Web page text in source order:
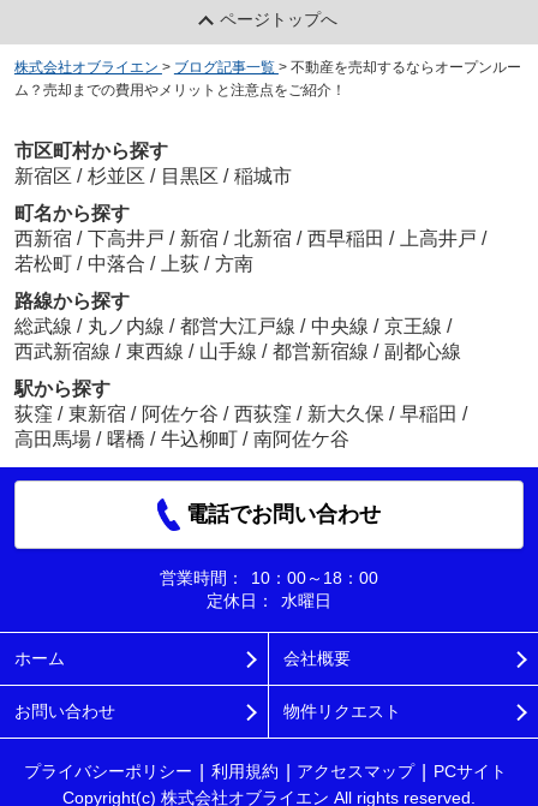
ページトップへ
株式会社オブライエン > ブログ記事一覧 > 不動産を売却するならオープンルー
ム？売却までの費用やメリットと注意点をご紹介！
市区町村から探す
新宿区 / 杉並区 / 目黒区 / 稲城市
町名から探す
西新宿 / 下高井戸 / 新宿 / 北新宿 / 西早稲田 / 上高井戸 /
若松町 / 中落合 / 上荻 / 方南
路線から探す
総武線 / 丸ノ内線 / 都営大江戸線 / 中央線 / 京王線 /
西武新宿線 / 東西線 / 山手線 / 都営新宿線 / 副都心線
駅から探す
荻窪 / 東新宿 / 阿佐ケ谷 / 西荻窪 / 新大久保 / 早稲田 /
高田馬場 / 曙橋 / 牛込柳町 / 南阿佐ケ谷
電話でお問い合わせ
営業時間：
10：00～18：00
定休日：
水曜日
ホーム 会社概要
お問い合わせ 物件リクエスト
プライバシーポリシー 利用規約 アクセスマップ
PCサイト
Copyright(c) 株式会社オブライエン All rights reserved.